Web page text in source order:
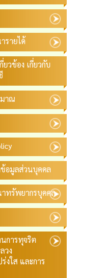
รายได้
วข้อง เกี่ยวกับ
าณ
อมูลส่วนบุคคล
ทรัพยากรบุคคล
การทุจริต
วง
งใส และการ